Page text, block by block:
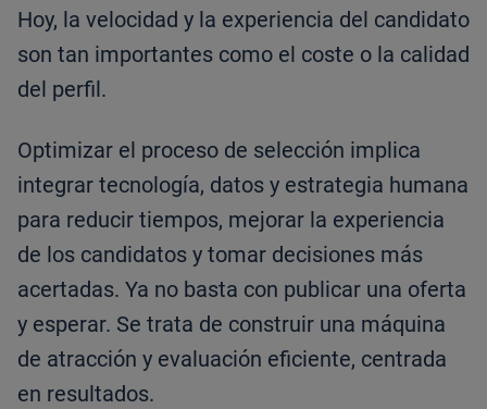
Hoy, la velocidad y la experiencia del candidato
son tan importantes como el coste o la calidad
del perfil.
Optimizar el proceso de selección implica
integrar tecnología, datos y estrategia humana
para reducir tiempos, mejorar la experiencia
de los candidatos y tomar decisiones más
acertadas. Ya no basta con publicar una oferta
y esperar. Se trata de construir una máquina
de atracción y evaluación eficiente, centrada
en resultados.